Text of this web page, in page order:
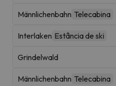
Männlichenbahn Telecabina
Interlaken Estância de ski
Grindelwald
Männlichenbahn Telecabina